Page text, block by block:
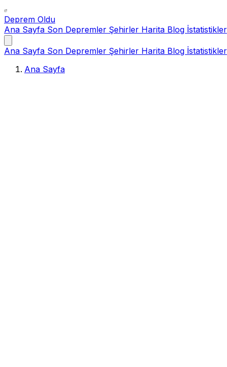
Deprem Oldu
Ana Sayfa Son Depremler Şehirler Harita Blog İstatistikler
Ana Sayfa Son Depremler Şehirler Harita Blog İstatistikler
Ana Sayfa